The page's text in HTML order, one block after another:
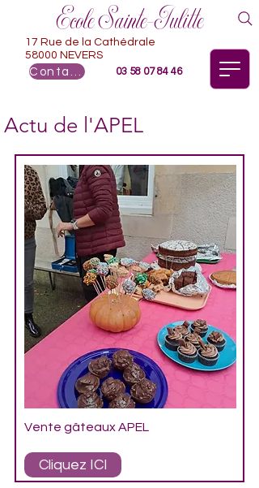
Ecole Sainte-Julitte
03 58 07 84 46
17 Rue de la Cathédrale
58000 NEVERS
Actu de l'APEL
Vente gâteaux APEL
Cliquez ICI